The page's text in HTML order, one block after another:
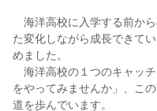
海洋高校に入学する前か
た変化しながら成長できて
めました。
海洋高校の１つのキャッ
をやってみませんか」、こ
道を歩んでいます。